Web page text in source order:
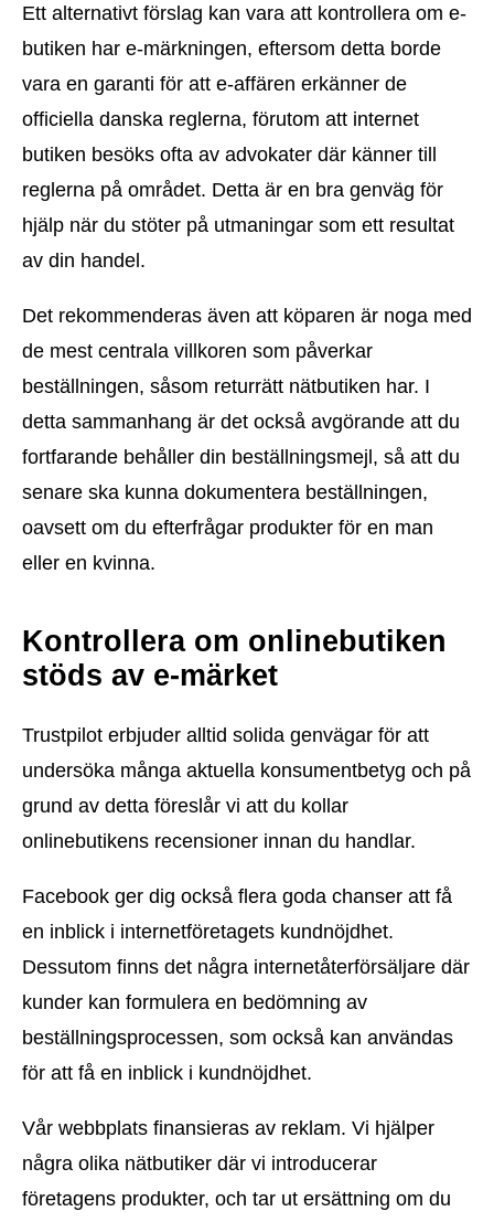
Ett alternativt förslag kan vara att kontrollera om e-
butiken har e-märkningen, eftersom detta borde
vara en garanti för att e-affären erkänner de
officiella danska reglerna, förutom att internet
butiken besöks ofta av advokater där känner till
reglerna på området. Detta är en bra genväg för
hjälp när du stöter på utmaningar som ett resultat
av din handel.
Det rekommenderas även att köparen är noga med
de mest centrala villkoren som påverkar
beställningen, såsom returrätt nätbutiken har. I
detta sammanhang är det också avgörande att du
fortfarande behåller din beställningsmejl, så att du
senare ska kunna dokumentera beställningen,
oavsett om du efterfrågar produkter för en man
eller en kvinna.
Kontrollera om onlinebutiken
stöds av e-märket
Trustpilot erbjuder alltid solida genvägar för att
undersöka många aktuella konsumentbetyg och på
grund av detta föreslår vi att du kollar
onlinebutikens recensioner innan du handlar.
Facebook ger dig också flera goda chanser att få
en inblick i internetföretagets kundnöjdhet.
Dessutom finns det några internetåterförsäljare där
kunder kan formulera en bedömning av
beställningsprocessen, som också kan användas
för att få en inblick i kundnöjdhet.
Vår webbplats finansieras av reklam. Vi hjälper
några olika nätbutiker där vi introducerar
företagens produkter, och tar ut ersättning om du